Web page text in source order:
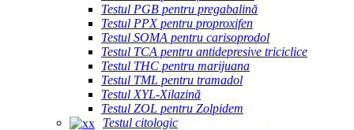
Testul PGB pentru pregabalină
Testul PPX pentru proproxifen
Testul SOMA pentru carisoprodol
Testul TCA pentru antidepresive triciclice
Testul THC pentru marijuana
Testul TML pentru tramadol
Testul XYL-Xilazină
Testul ZOL pentru Zolpidem
Testul citologic